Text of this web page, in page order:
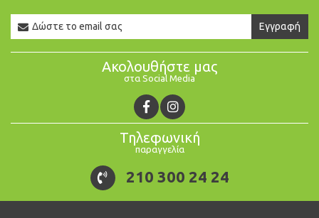
Newsletter
Email
Εγγραφή
Ακολουθήστε μας
στα Social Media
Τηλεφωνική
παραγγελία
210 300 24 24